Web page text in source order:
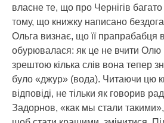
власне те, що про Чернігів
тому, що книжку написано
Ольга визнає, що її прапрабабця
обурювалася: як це не вчити Олю
зрештою кілька слів вона тепер
було «джур» (вода). Читаючи цю
відповіді, не тільки як говорив
Задорнов, «как мы стали